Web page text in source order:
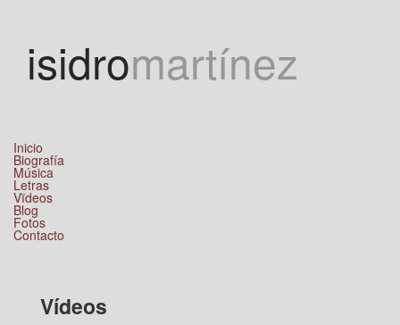
isidromartínez
Inicio
Biografía
Música
Letras
Vïdeos
Blog
Fotos
Contacto
Vídeos